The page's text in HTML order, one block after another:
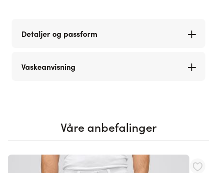
Detaljer og passform
Vaskeanvisning
Våre anbefalinger
Navigating through the elements of the carousel is possible
Press to skip carousel